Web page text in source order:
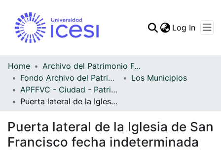
Statistics
Log In
Home
Archivo del Patrimonio Fotográfico y Fílmico del Valle del Cauca
Fondo Archivo del Patrimonio Fotográfico y Fílmico del Valle del Cauca
Los Municipios
APFFVC - Ciudad - Patrimonial
Puerta lateral de la Iglesia de San Francisco fecha indeterminada
Puerta lateral de la Iglesia de San
Francisco fecha indeterminada